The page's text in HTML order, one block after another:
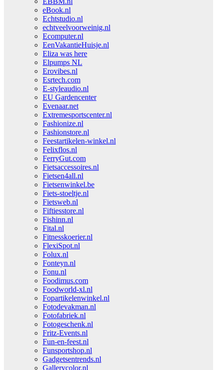
eBook.nl
Echtstudio.nl
echtveelvoorweinig.nl
Ecomputer.nl
EenVakantieHuisje.nl
Eliza was here
Elpumps NL
Erovibes.nl
Esrtech.com
E-styleaudio.nl
EU Gardencenter
Evenaar.net
Extremesportscenter.nl
Fashionize.nl
Fashionstore.nl
Feestartikelen-winkel.nl
Felixflos.nl
FerryGut.com
Fietsaccessoires.nl
Fietsen4all.nl
Fietsenwinkel.be
Fiets-stoeltje.nl
Fietsweb.nl
Fiftiesstore.nl
Fishinn.nl
Fital.nl
Fitnesskoerier.nl
FlexiSpot.nl
Folux.nl
Fonteyn.nl
Fonu.nl
Foodimus.com
Foodworld-xl.nl
Fopartikelenwinkel.nl
Fotodevakman.nl
Fotofabriek.nl
Fotogeschenk.nl
Fritz-Events.nl
Fun-en-feest.nl
Funsportshop.nl
Gadgetsentrends.nl
Gallerycolor.nl